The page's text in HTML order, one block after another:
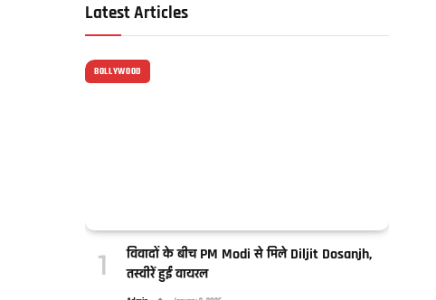
Latest Articles
BOLLYWOOD
विवादों के बीच PM Modi से मिले Diljit Dosanjh,
तस्वीरें हुईं वायरल